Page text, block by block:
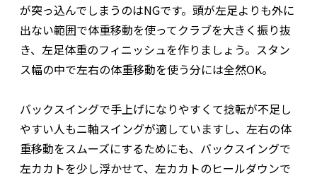
が突っ込んでしまうのはNGです。頭が左足よりも外に
出ない範囲で体重移動を使ってクラブを大きく振り抜
き、左足体重のフィニッシュを作りましょう。スタン
ス幅の中で左右の体重移動を使う分には全然OK。
バックスイングで手上げになりやすくて捻転が不足し
やすい人もニ軸スイングが適していますし、左右の体
重移動をスムーズにするためにも、バックスイングで
左カカトを少し浮かせて、左カカトのヒールダウンで